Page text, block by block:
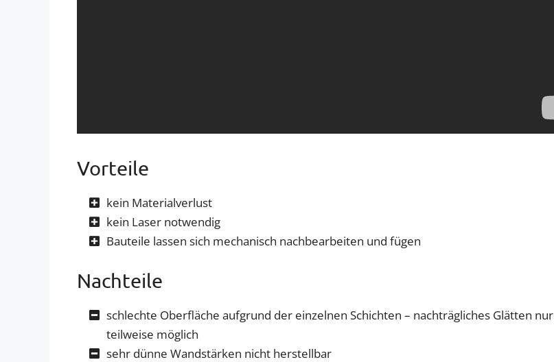
Vorteile
kein Materialverlust
kein Laser notwendig
Bauteile lassen sich mechanisch nachbearbeiten und fügen
Nachteile
schlechte Oberfläche aufgrund der einzelnen Schichten – nachträgliches Glätten nur
teilweise möglich
sehr dünne Wandstärken nicht herstellbar